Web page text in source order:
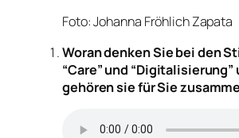
Foto: Johanna Fröhlich Zapata
Woran denken Sie bei den
“Care” und “Digitalisierung”
gehören sie für Sie